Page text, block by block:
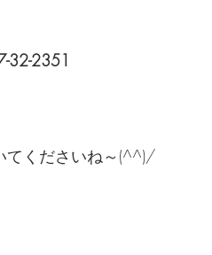
32-2351
てくださいね～(^^)/